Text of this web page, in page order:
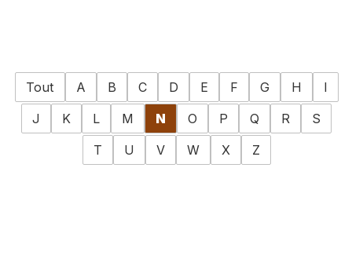
Tout A B C D E F G H
I
J
K L M N O P Q R
S
T
U V W X Z